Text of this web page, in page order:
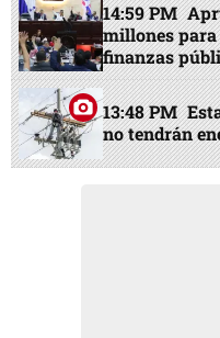
14:59 PM
millones
finanzas
13:48 PM
no tendrán